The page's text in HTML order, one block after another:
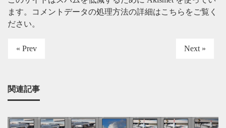
ます。
コメントデータの処理方法の詳細はこちらをご覧く
ださい。
« Prev Next »
関連記事